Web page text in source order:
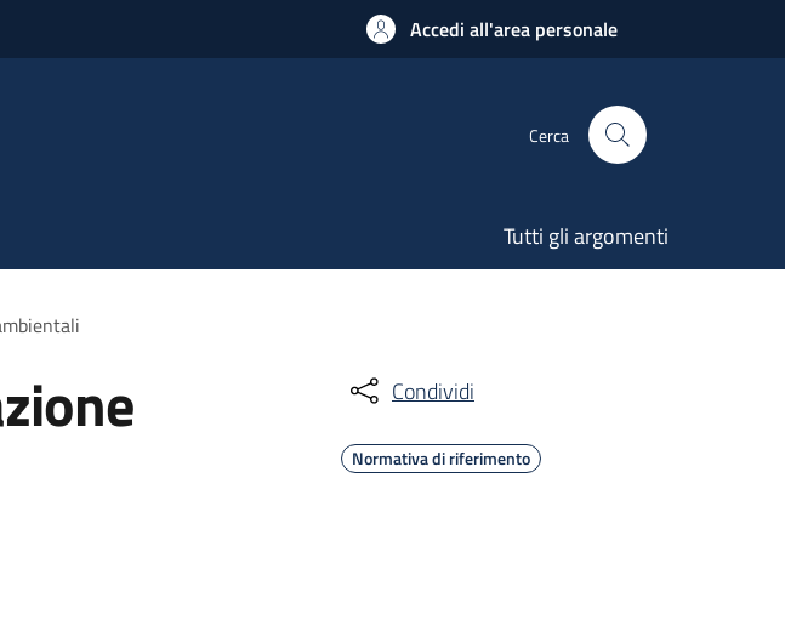
Accedi all'area personale
Cerca
Tutti gli argomenti
Condividi
Normativa di riferimento